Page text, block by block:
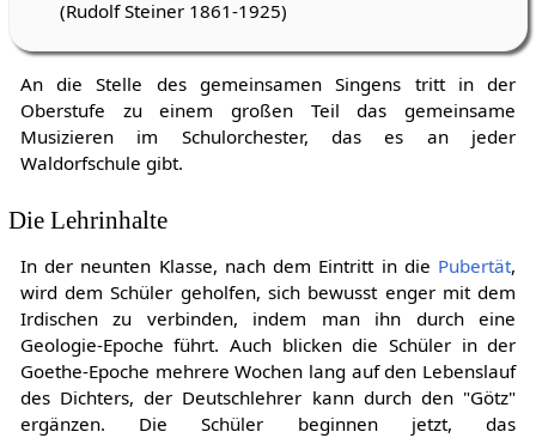
(Rudolf Steiner 1861-1925)
An die Stelle des gemeinsamen Singens tritt in der
Oberstufe zu einem großen Teil das gemeinsame
Musizieren im Schulorchester, das es an jeder
Waldorfschule gibt.
Die Lehrinhalte
In der neunten Klasse, nach dem Eintritt in die Pubertät,
wird dem Schüler geholfen, sich bewusst enger mit dem
Irdischen zu verbinden, indem man ihn durch eine
Geologie-Epoche führt. Auch blicken die Schüler in der
Goethe-Epoche mehrere Wochen lang auf den Lebenslauf
des Dichters, der Deutschlehrer kann durch den "Götz"
ergänzen. Die Schüler beginnen jetzt, das